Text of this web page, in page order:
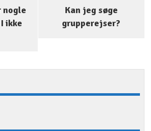
nogle
ikke
Kan jeg søge
grupperejser?